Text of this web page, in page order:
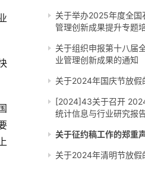
关于举办2025年度全国
管理创新成果提升专题
关于组织申报第十八届
业管理创新成果的通知
关于2024年国庆节放假
[2024]43关于召开
统计信息与行业研究报
关于征约稿工作的郑重
关于2024年清明节放假